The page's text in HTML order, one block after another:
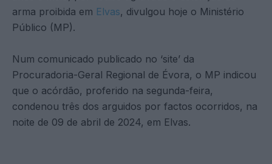
arma proibida em Elvas, divulgou hoje o Ministério
Público (MP).
Num comunicado publicado no ‘site’ da
Procuradoria-Geral Regional de Évora, o MP indicou
que o acórdão, proferido na segunda-feira,
condenou três dos arguidos por factos ocorridos, na
noite de 09 de abril de 2024, em Elvas.